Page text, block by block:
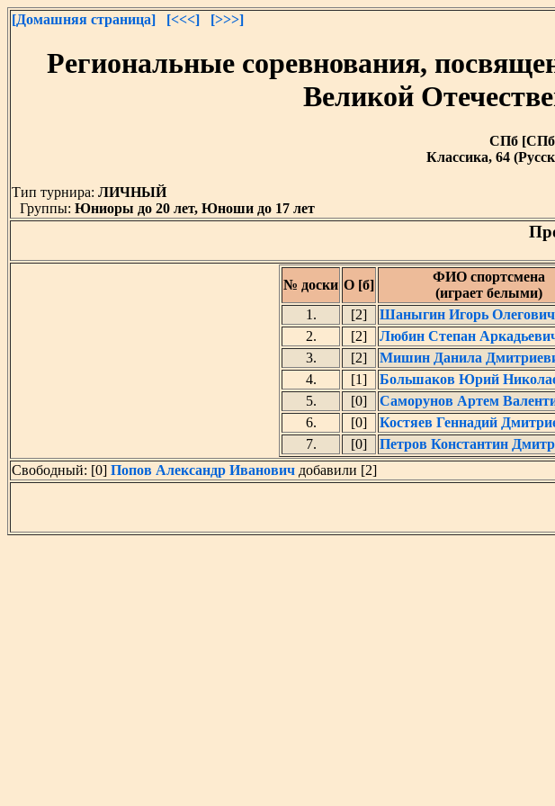
[Домашняя страница] [<<<] [>>>]
Региональные соревнования,
Великой
СПб [СПб]
Классика, 64
Тип турнира: ЛИЧНЫЙ
Группы: Юниоры до 20 лет, Юноши до 17 лет
№ доски О [б]
ФИО спортсмена
(играет белыми)
1.
[2] Шаныгин Игорь Олегович
2.
[2] Любин Степан
3.
[2] Мишин Данила
4.
[1] Большаков Юрий
5.
[0] Саморунов Артем
6.
[0] Костяев Геннадий
7.
[0] Петров Константин
Свободный: [0] Попов Александр Иванович добавили [2]